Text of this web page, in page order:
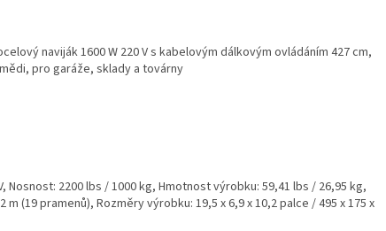
naviják 1600 W 220 V s kabelovým dálkovým ovládáním 427 cm,
pro garáže, sklady a továrny
Nosnost: 2200 lbs / 1000 kg, Hmotnost výrobku: 59,41 lbs / 26,95 kg,
(19 pramenů), Rozměry výrobku: 19,5 x 6,9 x 10,2 palce / 495 x 175 x